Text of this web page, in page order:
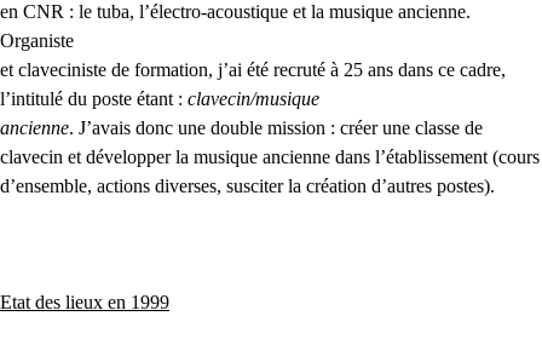
en CNR : le tuba, l’électro-acoustique et la musique ancienne.
Organiste
et claveciniste de formation, j’ai été recruté à 25 ans dans ce cadre,
l’intitulé du poste étant : clavecin/musique
ancienne. J’avais donc une double mission : créer une classe de
clavecin et développer la musique ancienne dans l’établissement (cours
d’ensemble, actions diverses, susciter la création d’autres postes).
Etat des lieux en 1999